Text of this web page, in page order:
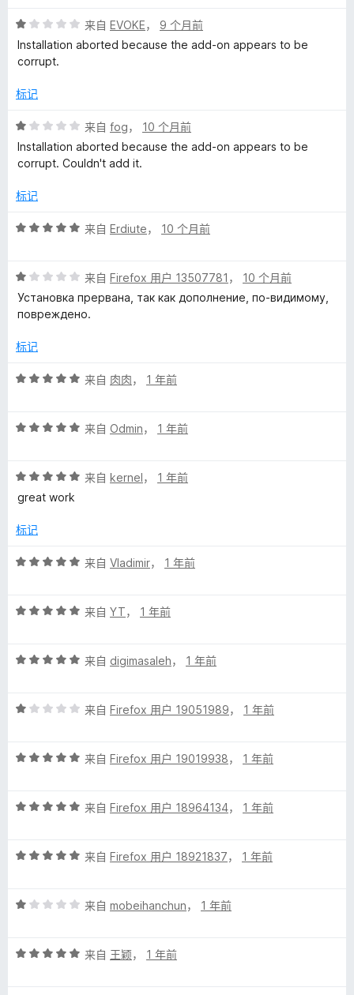
评
/
5
评
分
1
5
来自 EVOKE， 9 个月前
Installation aborted because the add-on appears to be
corrupt.
标记
评
分
1
5
来自 fog， 10 个月前
Installation aborted because the add-on appears to be
corrupt. Couldn't add it.
标记
评
/
5
来自 Erdiute， 10 个月前
评
分
1
5
来自 Firefox 用户 13507781 ， 10 个月前
Установка прервана, так как дополнение, по-видимому,
повреждено.
标记
评
/
来自 肉肉， 1 年前
评
/
5
来自 Odmin， 1 年前
评
分
/
来自 kernel， 1 年前
great work
标记
评
/
来自 Vladimir， 1 年前
评
/
来自 YT， 1 年前
评
/
来自 digimasaleh， 1 年前
评
/
来自 Firefox 用户 19051989， 1 年前
评
/
来自 Firefox 用户 19019938， 1 年前
评
/
来自 Firefox 用户 18964134， 1 年前
评
/
来自 Firefox 用户 18921837， 1 年前
评
/
来自 mobeihanchun， 1 年前
评
来自 王颖， 1 年前